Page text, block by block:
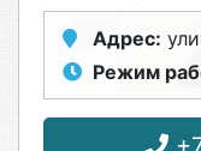
Адрес:
Режим